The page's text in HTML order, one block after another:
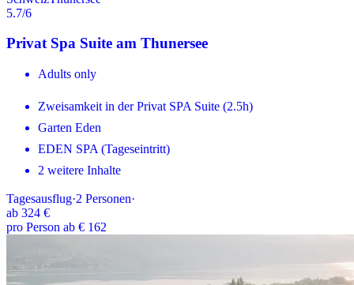
5.7/6
Privat Spa Suite am Thunersee
Adults only
Zweisamkeit in der Privat SPA Suite (2.5h)
Garten Eden
EDEN SPA (Tageseintritt)
2 weitere Inhalte
Tagesausflug·2 Personen·
ab 324 €
pro Person ab € 162